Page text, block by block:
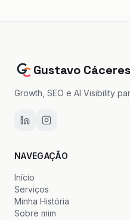
Gustavo Cáceres
Growth, SEO e AI Visibility
NAVEGAÇÃO
Início
Serviços
Minha História
Sobre mim